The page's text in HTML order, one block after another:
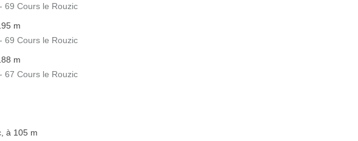
69 Cours le Rouzic
m
69 Cours le Rouzic
m
67 Cours le Rouzic
à 105 m